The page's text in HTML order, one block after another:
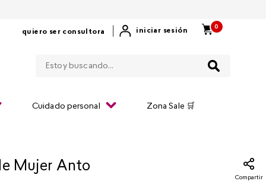
quiero ser consultora iniciar sesión
0
Cuidado personal Zona Sale 🛒
Mujer Anto
Compartir